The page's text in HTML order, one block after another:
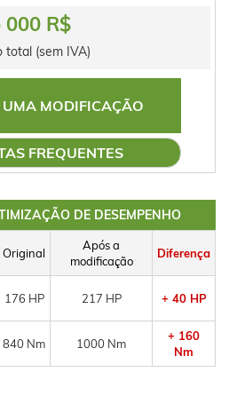
000 R$
total (sem IVA)
UMA MODIFICAÇÃO
FREQUENTES
DE DESEMPENHO
Original
Após a
modificação
Diferença
176 HP 217 HP + 40 HP
840 Nm 1000 Nm
+ 160
Nm